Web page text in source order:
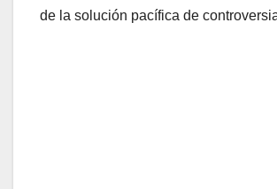
de la solución pacífica de